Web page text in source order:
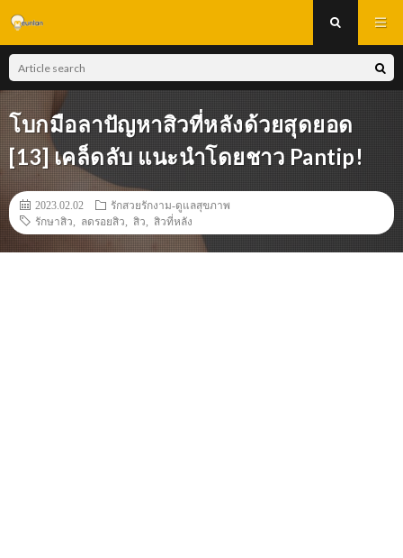
โบกมือลาปัญหาสิวที่หลังด้วยสุดยอด
[13] เคล็ดลับ แนะนำโดยชาว Pantip!
2023.02.02
รักสวยรักงาม-ดูแลสุขภาพ
รักษาสิว
ลดรอยสิว สิว สิวที่หลัง